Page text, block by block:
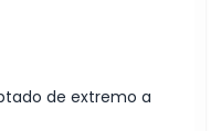
de extremo a